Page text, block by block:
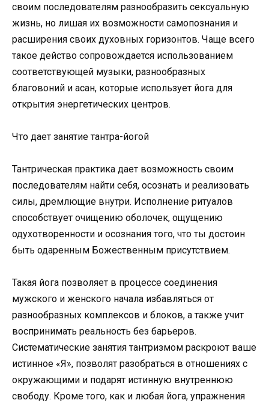
своим последователям разнообразить сексуальную
жизнь, но лишая их возможности самопознания и
расширения своих духовных горизонтов. Чаще всего
такое действо сопровождается использованием
соответствующей музыки, разнообразных
благовоний и асан, которые использует йога для
открытия энергетических центров.
Что дает занятие тантра-йогой
Тантрическая практика дает возможность своим
последователям найти себя, осознать и реализовать
силы, дремлющие внутри. Исполнение ритуалов
способствует очищению оболочек, ощущению
одухотворенности и осознания того, что ты достоин
быть одаренным Божественным присутствием.
Такая йога позволяет в процессе соединения
мужского и женского начала избавляться от
разнообразных комплексов и блоков, а также учит
воспринимать реальность без барьеров.
Систематические занятия тантризмом раскроют ваше
истинное «Я», позволят разобраться в отношениях с
окружающими и подарят истинную внутреннюю
свободу. Кроме того, как и любая йога, упражнения